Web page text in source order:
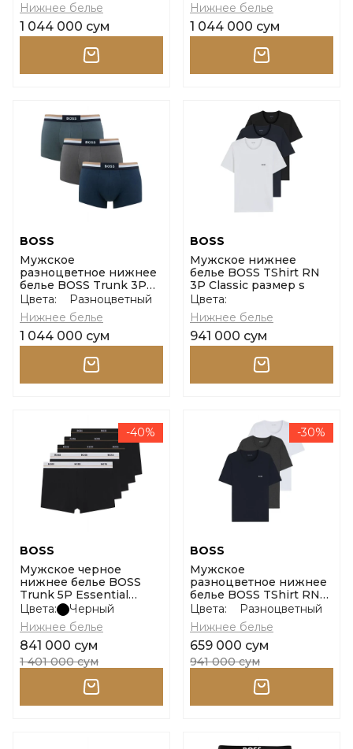
Нижнее белье
1 044 000 сум
Нижнее белье
1 044 000 сум
BOSS
Мужское
разноцветное нижнее
белье BOSS Trunk 3P
Motion размер l
Цвета:
Разноцветный
Нижнее белье
1 044 000 сум
BOSS
Мужское нижнее
белье BOSS TShirt RN
3P Classic размер s
Цвета:
Нижнее белье
941 000 сум
-40%
BOSS
Мужское черное
нижнее белье BOSS
Trunk 5P Essential
размер m
Цвета:
Черный
Нижнее белье
841 000 сум
1 401 000 сум
-30%
BOSS
Мужское
разноцветное нижнее
белье BOSS TShirt RN
3P Classic размер xxl
Цвета:
Разноцветный
Нижнее белье
659 000 сум
941 000 сум